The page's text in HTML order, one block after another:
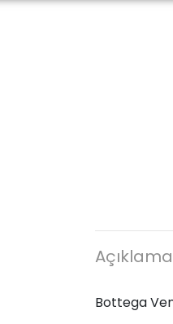
Açıklama
Bottega